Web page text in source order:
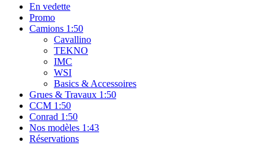
En vedette
Promo
Camions 1:50
Cavallino
TEKNO
IMC
WSI
Basics & Accessoires
Grues & Travaux 1:50
CCM 1:50
Conrad 1:50
Nos modèles 1:43
Réservations